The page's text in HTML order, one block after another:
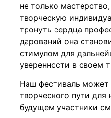
не только
творческую
тронуть сердца
дарований она
стимулом для
уверенности в своем
Наш фестиваль может
творческого пути для
будущем участники